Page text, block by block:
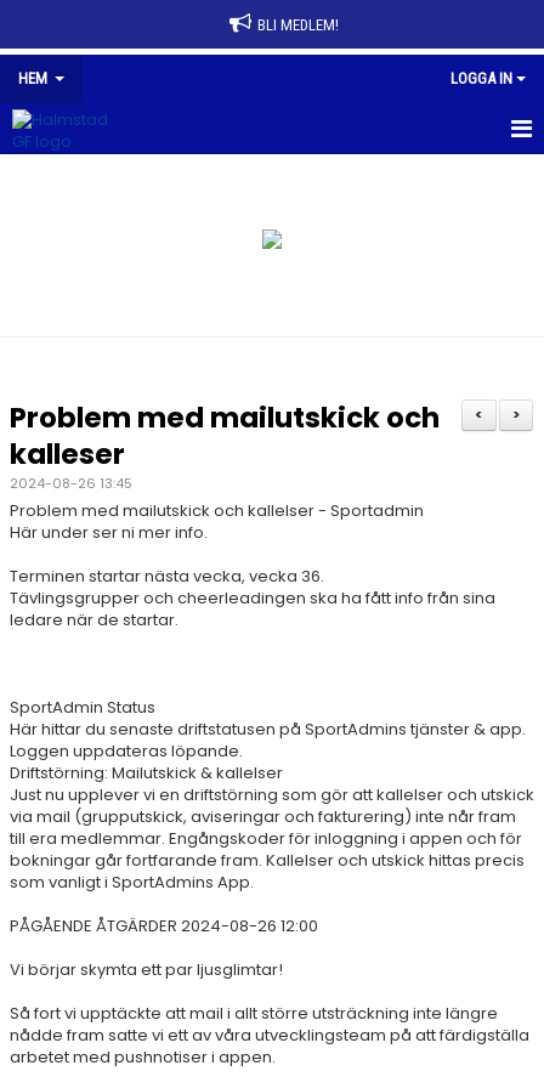
BLI MEDLEM!
HEM LOGGA IN
SPONSRING
HALMSTAD GF HALLEN
>
<
Problem med mailutskick och
kalleser
2024-08-26 13:45
Problem med mailutskick och kallelser - Sportadmin
Här under ser ni mer info.
Terminen startar nästa vecka, vecka 36.
Tävlingsgrupper och cheerleadingen ska ha fått info från sina
ledare när de startar.
SportAdmin Status
Här hittar du senaste driftstatusen på SportAdmins tjänster & app.
Loggen uppdateras löpande.
Driftstörning: Mailutskick & kallelser
Just nu upplever vi en driftstörning som gör att kallelser och utskick
via mail (grupputskick, aviseringar och fakturering) inte når fram
till era medlemmar. Engångskoder för inloggning i appen och för
bokningar går fortfarande fram. Kallelser och utskick hittas precis
som vanligt i SportAdmins App.
PÅGÅENDE ÅTGÄRDER 2024-08-26 12:00
Vi börjar skymta ett par ljusglimtar!
Så fort vi upptäckte att mail i allt större utsträckning inte längre
nådde fram satte vi ett av våra utvecklingsteam på att färdigställa
arbetet med pushnotiser i appen.